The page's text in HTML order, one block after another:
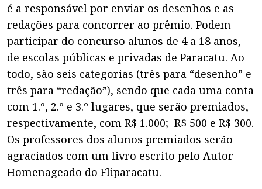
é a responsável por enviar os desenhos e as
redações para concorrer ao prêmio. Podem
participar do concurso alunos de 4 a 18 anos,
de escolas públicas e privadas de Paracatu. Ao
todo, são seis categorias (três para “desenho” e
três para “redação”), sendo que cada uma conta
com 1.º, 2.º e 3.º lugares, que serão premiados,
respectivamente, com R$ 1.000; R$ 500 e R$ 300.
Os professores dos alunos premiados serão
agraciados com um livro escrito pelo Autor
Homenageado do Fliparacatu.